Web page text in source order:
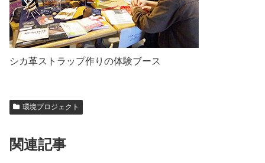
シカ革ストラップ作りの体験ブース
環境プロジェクト
関連記事